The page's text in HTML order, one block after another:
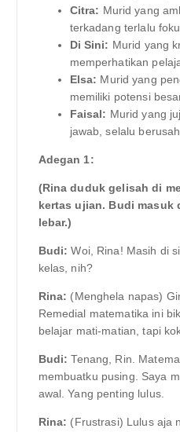
Citra: Murid yang
terkadang terlalu
Di Sini: Murid yang
memperhatikan
Elsa: Murid yang
memiliki potensi
Faisal: Murid yang
jawab, selalu
Adegan 1:
(Rina duduk gelisah di
kertas ujian. Budi masuk
lebar.)
Budi: Woi, Rina! Masih di
kelas, nih?
Rina: (Menghela napas)
Remedial matematika ini
belajar mati-matian, tapi
Budi: Tenang, Rin.
membuatku pusing. Saya
awal. Yang penting lulus.
Rina: (Frustrasi) Lulus aja